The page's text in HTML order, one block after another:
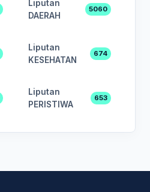
Liputan
DAERAH
5060
Liputan
KESEHATAN
674
Liputan
PERISTIWA
653